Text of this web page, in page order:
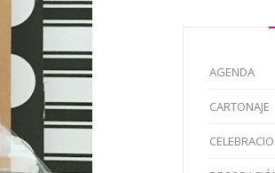
AGENDA
CARTONAJE